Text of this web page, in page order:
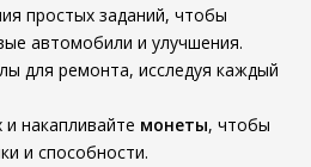
простых заданий, чтобы
автомобили и улучшения.
для ремонта, исследуя каждый
и накапливайте монеты, чтобы
и способности.